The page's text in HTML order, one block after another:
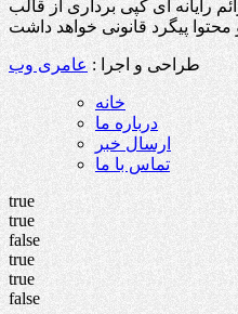
جرائم رایانه ای کپی برداری از قالب
طراحی و اجرا :عامری وب
خانه
درباره ما
ارسال خبر
تماس با ما
true
true
false
true
true
false